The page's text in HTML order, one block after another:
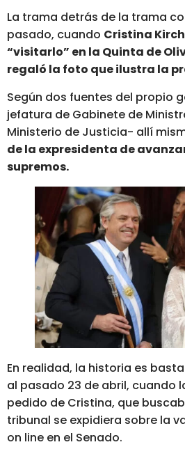
La trama detrás de la trama
pasado, cuando Cristina
“visitarlo” en la Quinta de
regaló la foto que ilustra la
Según dos fuentes del propio
jefatura de Gabinete de
Ministerio de Justicia- allí
de la expresidenta de
supremos.
En realidad, la historia es
al pasado 23 de abril, cuando
pedido de Cristina, que
tribunal se expidiera sobre la
on line en el Senado.